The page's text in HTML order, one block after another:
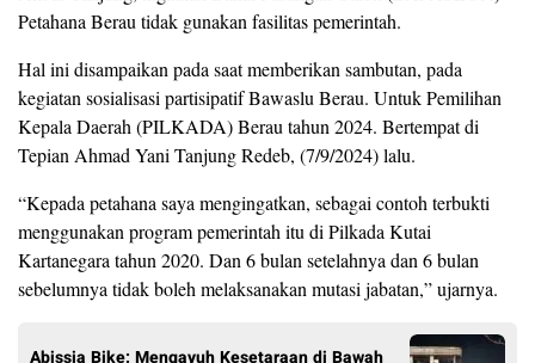
Petahana Berau tidak gunakan fasilitas pemerintah.
Hal ini disampaikan pada saat memberikan sambutan, pada
kegiatan sosialisasi partisipatif Bawaslu Berau. Untuk Pemilihan
Kepala Daerah (PILKADA) Berau tahun 2024. Bertempat di
Tepian Ahmad Yani Tanjung Redeb, (7/9/2024) lalu.
“Kepada petahana saya mengingatkan, sebagai contoh terbukti
menggunakan program pemerintah itu di Pilkada Kutai
Kartanegara tahun 2020. Dan 6 bulan setelahnya dan 6 bulan
sebelumnya tidak boleh melaksanakan mutasi jabatan,” ujarnya.
Abissia Bike: Mengayuh Kesetaraan di Bawah